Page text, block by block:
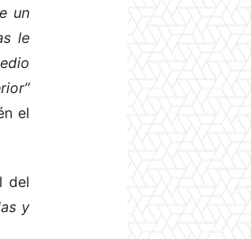
un
le
el
del
y